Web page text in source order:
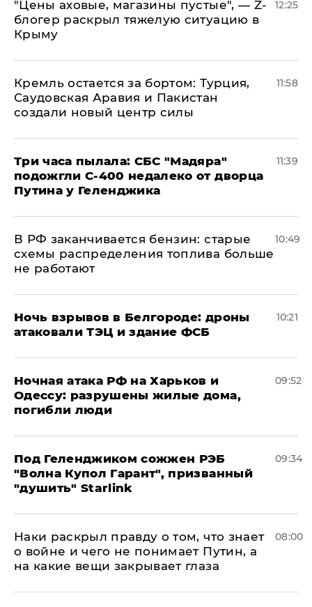
​"Цены аховые, магазины пустые", — Z-
блогер раскрыл тяжелую ситуацию в
Крыму
12:25
​Кремль остается за бортом: Турция,
Саудовская Аравия и Пакистан
создали новый центр силы
11:58
Три часа пылала: СБС "Мадяра"
подожгли С-400 недалеко от дворца
Путина у Геленджика
11:39
​В РФ заканчивается бензин: старые
схемы распределения топлива больше
не работают
10:49
​Ночь взрывов в Белгороде: дроны
атаковали ТЭЦ и здание ФСБ
10:21
​Ночная атака РФ на Харьков и
Одессу: разрушены жилые дома,
погибли люди
09:52
Под Геленджиком сожжен РЭБ
"Волна Купол Гарант", призванный
"душить" Starlink
09:34
Наки раскрыл правду о том, что знает
о войне и чего не понимает Путин, а
на какие вещи закрывает глаза
08:00